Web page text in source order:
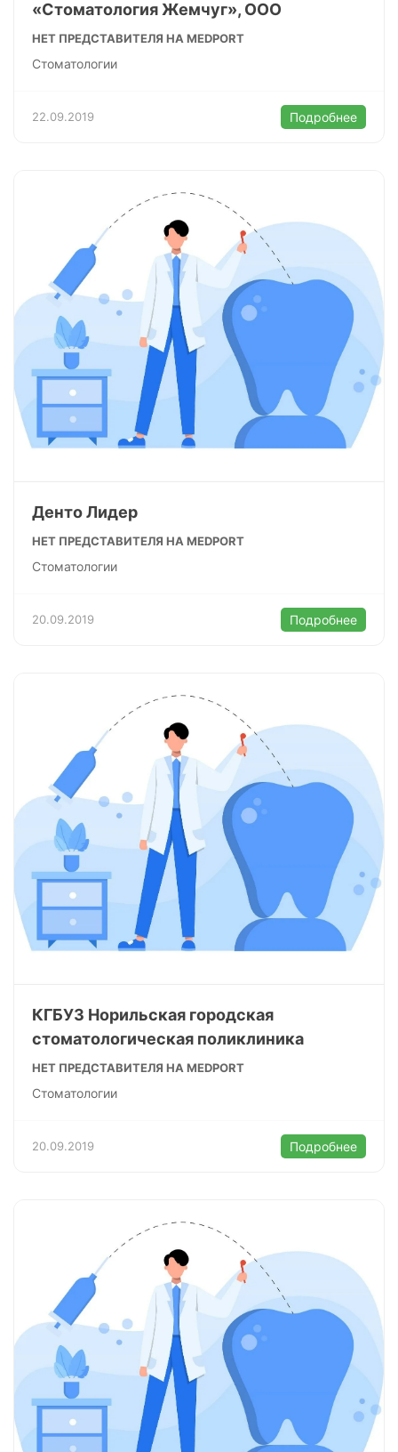
«Стоматология Жемчуг», ООО
НЕТ ПРЕДСТАВИТЕЛЯ НА MEDPORT
Стоматологии
22.09.2019 Подробнее
Денто Лидер
НЕТ ПРЕДСТАВИТЕЛЯ НА MEDPORT
Стоматологии
20.09.2019 Подробнее
КГБУЗ Норильская городская
стоматологическая поликлиника
НЕТ ПРЕДСТАВИТЕЛЯ НА MEDPORT
Стоматологии
20.09.2019 Подробнее